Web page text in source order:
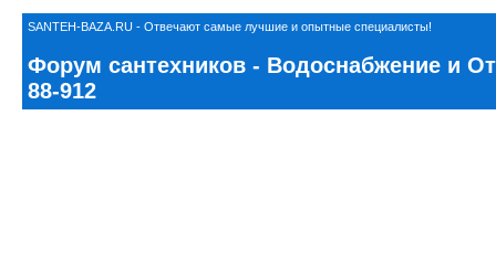
SANTEH-BAZA.RU - Отвечают самые лучшие и опытные специалисты!
Форум сантехников - Водоснабжение и
88-912